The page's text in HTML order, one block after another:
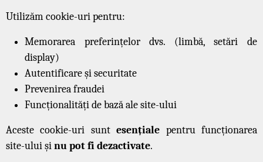
Utilizăm cookie-uri pentru:
Memorarea preferințelor dvs. (limbă, setări de
display)
Autentificare și securitate
Prevenirea fraudei
Funcționalități de bază ale site-ului
Aceste cookie-uri suntesențiale pentru funcționarea
site-ului șinu pot fi dezactivate.